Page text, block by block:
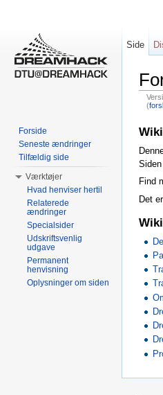
(
Find
Det
Side
Forside
Seneste ændringer
Tilfældig side
Værktøjer
Hvad henviser hertil
Relaterede
ændringer
Specialsider
Udskriftsvenlig
udgave
Permanent
henvisning
Oplysninger om siden